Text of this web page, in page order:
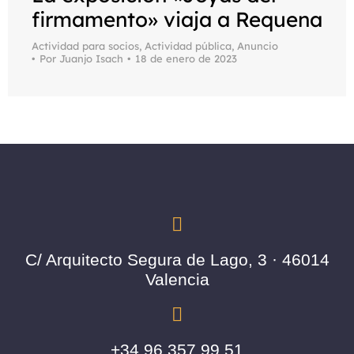
firmamento» viaja a Requena
Actividad para socios, Actividad pública, Anuncio
Por Juanjo Isach 18 de enero de 2023
C/ Arquitecto Segura de Lago, 3 · 46014
Valencia
+34 96 357 99 51